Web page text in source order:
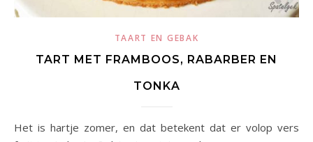
TAART EN GEBAK
TART MET FRAMBOOS, RABARBER EN
TONKA
Het is hartje zomer, en dat betekent dat er volop vers